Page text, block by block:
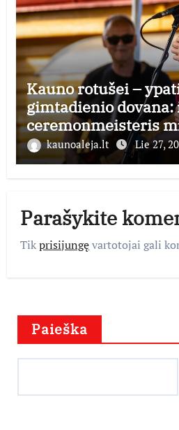
Kauno rotušei –
gimtadienio
ceremonmeisteris
perduoda
istorijos kolekciją
kaunoaleja.lt Lie 27,
Parašykite
Tikprisijungęvartotojai gali
Paieška